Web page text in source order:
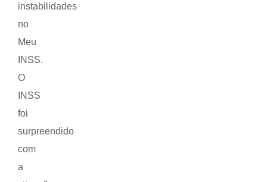
instabilidades
no
Meu
INSS.
O
INSS
foi
surpreendido
com
a